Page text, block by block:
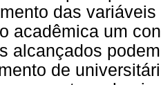
das
acadêmica um
alcançados
de